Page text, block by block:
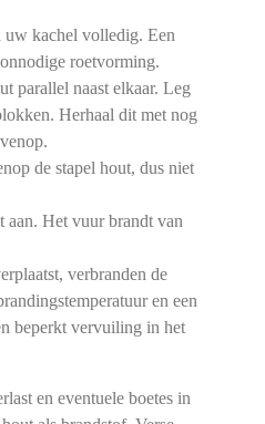
kachel volledig. Een
roetvorming.
parallel naast elkaar. Leg
Herhaal dit met nog
de stapel hout, dus niet
aan. Het vuur brandt van
verbranden de
en een
beperkt vervuiling in het
en eventuele boetes in